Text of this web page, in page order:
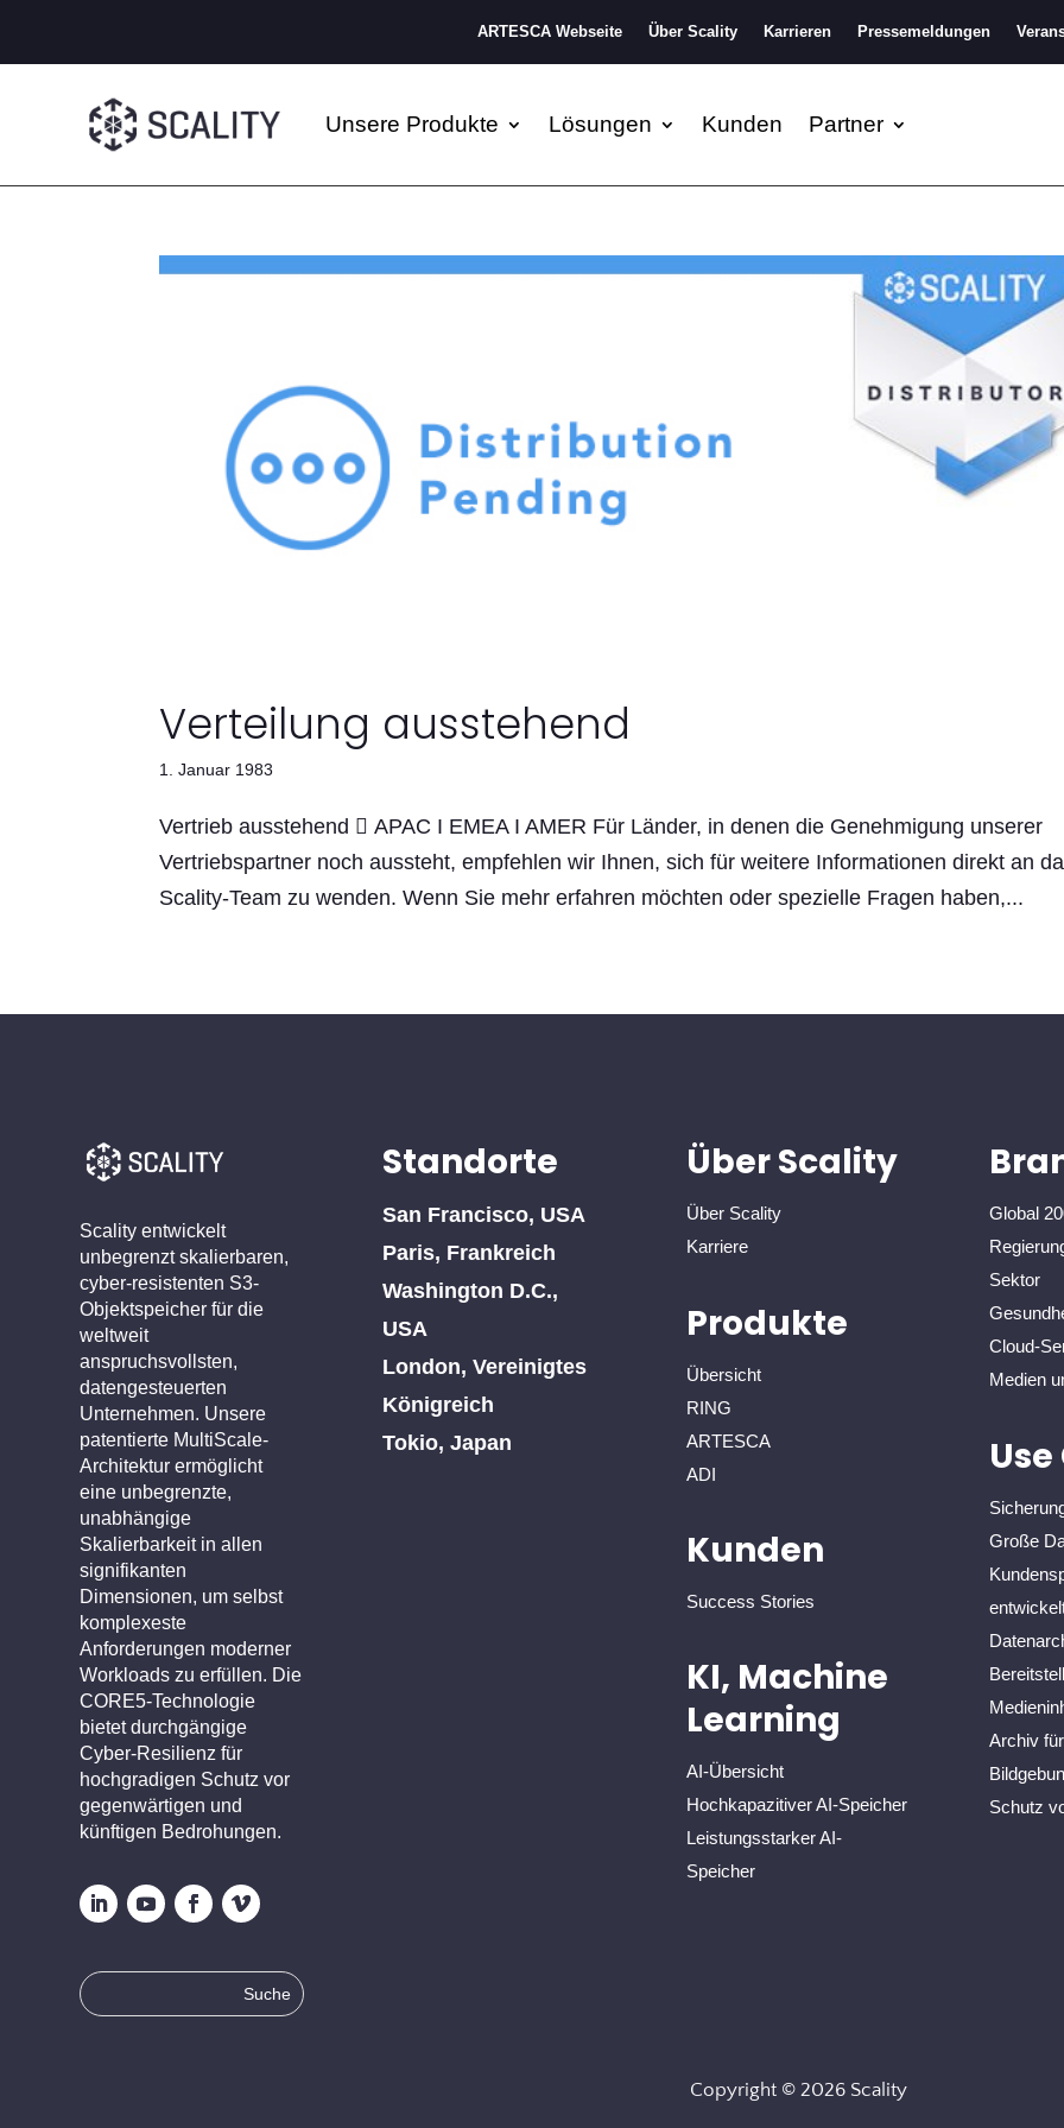
ARTESCA Webseite Über Scality Karrieren Pressemeldungen
Unsere Produkte Lösungen Kunden Partner
Verteilung ausstehend
1. Januar 1983
Vertrieb ausstehend  APAC I EMEA I AMER Für Länder, in denen die Genehmigung unserer
Vertriebspartner noch aussteht, empfehlen wir Ihnen, sich für weitere Informationen direkt an
Scality-Team zu wenden. Wenn Sie mehr erfahren möchten oder spezielle Fragen haben,...
Scality entwickelt
unbegrenzt skalierbaren,
cyber-resistenten S3-
Objektspeicher für die
weltweit
anspruchsvollsten,
datengesteuerten
Unternehmen. Unsere
patentierte MultiScale-
Architektur ermöglicht
eine unbegrenzte,
unabhängige
Skalierbarkeit in allen
signifikanten
Dimensionen, um selbst
komplexeste
Anforderungen moderner
Workloads zu erfüllen. Die
CORE5-Technologie
bietet durchgängige
Cyber-Resilienz für
hochgradigen Schutz vor
gegenwärtigen und
künftigen Bedrohungen.
Suche
Standorte
San Francisco, USA
Paris, Frankreich
Washington D.C.,
USA
London, Vereinigtes
Königreich
Tokio, Japan
Über Scality
Über Scality
Karriere
Produkte
Übersicht
RING
ARTESCA
ADI
Kunden
Success Stories
KI, Machine
Learning
AI-Übersicht
Hochkapazitiver AI-Speicher
Leistungsstarker AI-
Speicher
Global
Sektor
Cloud-
Medien
Große
Archiv
Schutz
Copyright © 2026 Scality